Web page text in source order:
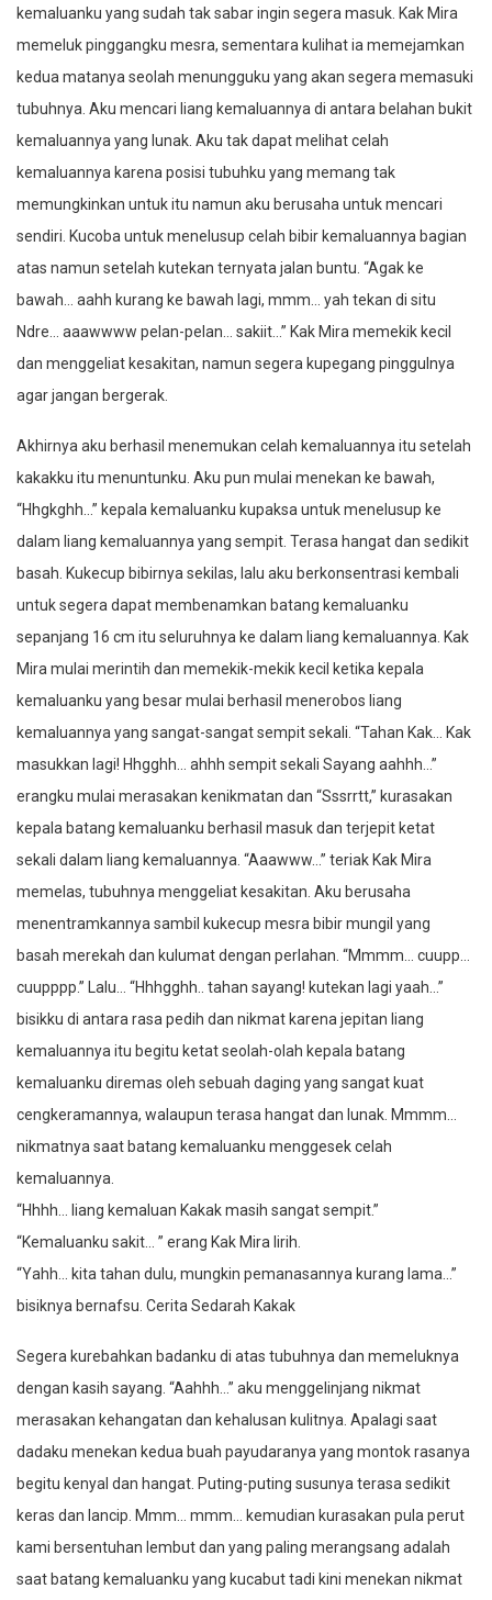
kemaluanku yang sudah tak sabar ingin segera masuk. Kak Mira
memeluk pinggangku mesra, sementara kulihat ia memejamkan
kedua matanya seolah menungguku yang akan segera memasuki
tubuhnya. Aku mencari liang kemaluannya di antara belahan bukit
kemaluannya yang lunak. Aku tak dapat melihat celah
kemaluannya karena posisi tubuhku yang memang tak
memungkinkan untuk itu namun aku berusaha untuk mencari
sendiri. Kucoba untuk menelusup celah bibir kemaluannya bagian
atas namun setelah kutekan ternyata jalan buntu. “Agak ke
bawah… aahh kurang ke bawah lagi, mmm… yah tekan di situ
Ndre… aaawwww pelan-pelan… sakiit…” Kak Mira memekik kecil
dan menggeliat kesakitan, namun segera kupegang pinggulnya
agar jangan bergerak.
Akhirnya aku berhasil menemukan celah kemaluannya itu setelah
kakakku itu menuntunku. Aku pun mulai menekan ke bawah,
“Hhgkghh…” kepala kemaluanku kupaksa untuk menelusup ke
dalam liang kemaluannya yang sempit. Terasa hangat dan sedikit
basah. Kukecup bibirnya sekilas, lalu aku berkonsentrasi kembali
untuk segera dapat membenamkan batang kemaluanku
sepanjang 16 cm itu seluruhnya ke dalam liang kemaluannya. Kak
Mira mulai merintih dan memekik-mekik kecil ketika kepala
kemaluanku yang besar mulai berhasil menerobos liang
kemaluannya yang sangat-sangat sempit sekali. “Tahan Kak… Kak
masukkan lagi! Hhgghh… ahhh sempit sekali Sayang aahhh…”
erangku mulai merasakan kenikmatan dan “Sssrrtt,” kurasakan
kepala batang kemaluanku berhasil masuk dan terjepit ketat
sekali dalam liang kemaluannya. “Aaawww…” teriak Kak Mira
memelas, tubuhnya menggeliat kesakitan. Aku berusaha
menentramkannya sambil kukecup mesra bibir mungil yang
basah merekah dan kulumat dengan perlahan. “Mmmm… cuupp…
cuupppp.” Lalu… “Hhhgghh.. tahan sayang! kutekan lagi yaah…”
bisikku di antara rasa pedih dan nikmat karena jepitan liang
kemaluannya itu begitu ketat seolah-olah kepala batang
kemaluanku diremas oleh sebuah daging yang sangat kuat
cengkeramannya, walaupun terasa hangat dan lunak. Mmmm…
nikmatnya saat batang kemaluanku menggesek celah
kemaluannya.
“Hhhh… liang kemaluan Kakak masih sangat sempit.”
“Kemaluanku sakit… ” erang Kak Mira lirih.
“Yahh… kita tahan dulu, mungkin pemanasannya kurang lama…”
bisiknya bernafsu. Cerita Sedarah Kakak
Segera kurebahkan badanku di atas tubuhnya dan memeluknya
dengan kasih sayang. “Aahhh…” aku menggelinjang nikmat
merasakan kehangatan dan kehalusan kulitnya. Apalagi saat
dadaku menekan kedua buah payudaranya yang montok rasanya
begitu kenyal dan hangat. Puting-puting susunya terasa sedikit
keras dan lancip. Mmm… mmm… kemudian kurasakan pula perut
kami bersentuhan lembut dan yang paling merangsang adalah
saat batang kemaluanku yang kucabut tadi kini menekan nikmat